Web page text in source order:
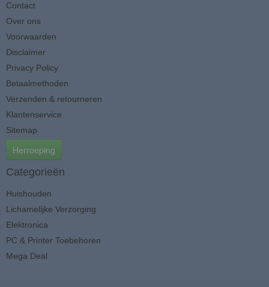
Contact
Over ons
Voorwaarden
Disclaimer
Privacy Policy
Betaalmethoden
Verzenden & retourneren
Klantenservice
Sitemap
Herroeping
Categorieën
Huishouden
Lichamelijke Verzorging
Elektronica
PC & Printer Toebehoren
Mega Deal